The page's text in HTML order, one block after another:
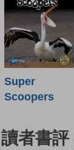
Super
Scoopers
讀者書評